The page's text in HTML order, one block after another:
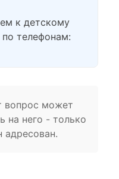
к детскому
телефонам:
вопрос может
на него - только
адресован.